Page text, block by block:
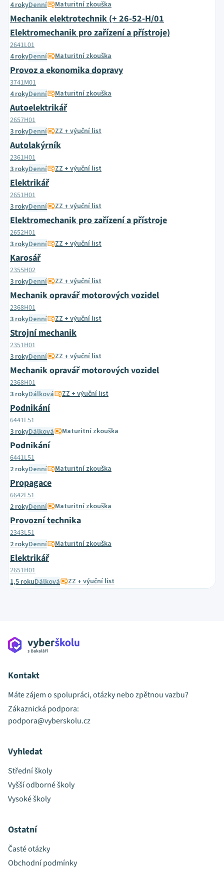
4 rokyDenní Maturitní zkouška
Mechanik elektrotechnik (+ 26-52-H/01
Elektromechanik pro zařízení a přístroje)
2641L01
4 rokyDenní Maturitní zkouška
Provoz a ekonomika dopravy
3741M01
4 rokyDenní Maturitní zkouška
Autoelektrikář
2657H01
3 rokyDenní ZZ + výuční list
Autolakýrník
2361H01
3 rokyDenní ZZ + výuční list
Elektrikář
2651H01
3 rokyDenní ZZ + výuční list
Elektromechanik pro zařízení a přístroje
2652H01
3 rokyDenní ZZ + výuční list
Karosář
2355H02
3 rokyDenní ZZ + výuční list
Mechanik opravář motorových vozidel
2368H01
3 rokyDenní ZZ + výuční list
Strojní mechanik
2351H01
3 rokyDenní ZZ + výuční list
Mechanik opravář motorových vozidel
2368H01
3 rokyDálková ZZ + výuční list
Podnikání
6441L51
3 rokyDálková Maturitní zkouška
Podnikání
6441L51
2 rokyDenní Maturitní zkouška
Propagace
6642L51
2 rokyDenní Maturitní zkouška
Provozní technika
2343L51
2 rokyDenní Maturitní zkouška
Elektrikář
2651H01
1,5 rokuDálková ZZ + výuční list
Kontakt
Máte zájem o spolupráci, otázky nebo zpětnou vazbu?
Zákaznická podpora:
podpora@vyberskolu.cz
Vyhledat
Střední školy
Vyšší odborné školy
Vysoké školy
Ostatní
Časté otázky
Obchodní podmínky